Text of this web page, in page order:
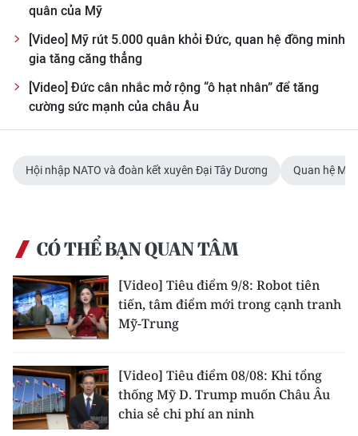
Media Chính trị
Media Kinh tế
Media Văn hóa
Media Giáo dục
Media Y tế
Media Khoa học - Công nghệ
Media Môi trường
quân của Mỹ
[Video] Mỹ rút 5.000 quân khỏi Đức, quan hệ đồng minh
gia tăng căng thẳng
[Video] Đức cân nhắc mở rộng “ô hạt nhân” để tăng
cường sức mạnh của châu Âu
Hội nhập NATO và đoàn kết xuyên Đại Tây Dương Quan hệ Mỹ
CÓ THỂ BẠN QUAN TÂM
[Video] Tiêu điểm 9/8: Robot tiên
tiến, tâm điểm mới trong cạnh tranh
Mỹ-Trung
[Video] Tiêu điểm 08/08: Khi tổng
thống Mỹ D. Trump muốn Châu Âu
chia sẻ chi phí an ninh